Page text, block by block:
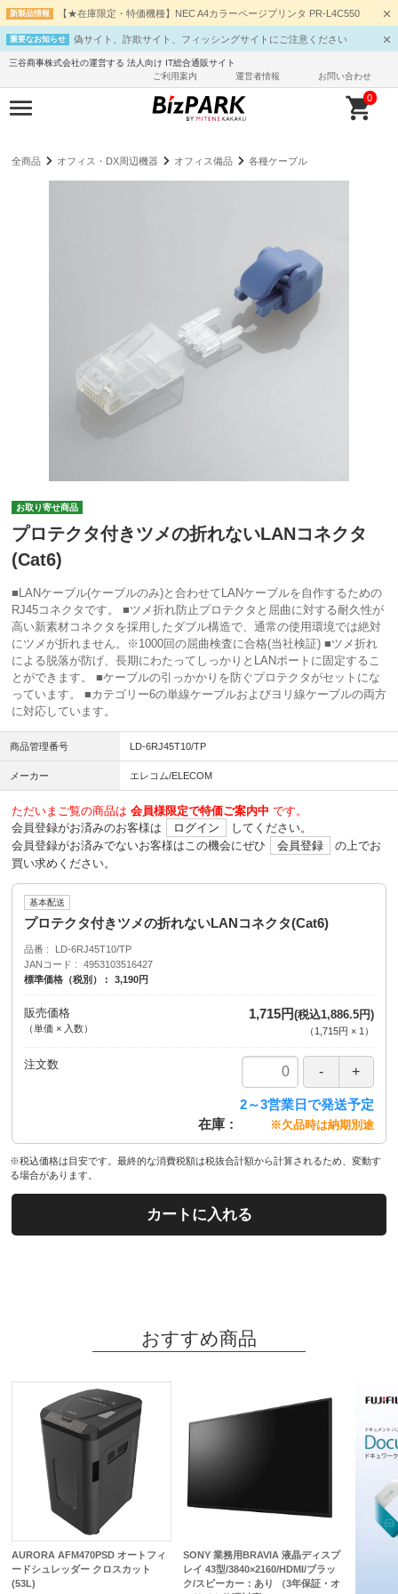
新製品情報 【★在庫限定・特価機種】NEC A4カラーページプリンタ PR-L4C550
重要なお知らせ 偽サイト、詐欺サイト、フィッシングサイトにご注意ください
三谷商事株式会社の運営する 法人向け IT総合通販サイト
ご利用案内
運営者情報 お問い合わせ
0
全商品 オフィス・DX周辺機器 オフィス備品 各種ケーブル
お取り寄せ商品
プロテクタ付きツメの折れないLANコネクタ
(Cat6)
■LANケーブル(ケーブルのみ)と合わせてLANケーブルを自作するための
RJ45コネクタです。 ■ツメ折れ防止プロテクタと屈曲に対する耐久性が
高い新素材コネクタを採用したダブル構造で、通常の使用環境では絶対
にツメが折れません。※1000回の屈曲検査に合格(当社検証) ■ツメ折れ
による脱落が防げ、長期にわたってしっかりとLANポートに固定するこ
とができます。 ■ケーブルの引っかかりを防ぐプロテクタがセットにな
っています。 ■カテゴリー6の単線ケーブルおよびヨリ線ケーブルの両方
に対応しています。
商品管理番号 LD-6RJ45T10/TP
メーカー エレコム/ELECOM
ただいまご覧の商品は 会員様限定で特価ご案内中 です。
会員登録がお済みのお客様は
ログイン
してください。
会員登録がお済みでないお客様はこの機会にぜひ
会員登録
の上でお
買い求めください。
基本配送
プロテクタ付きツメの折れないLANコネクタ(Cat6)
品番
LD-6RJ45T10/TP
JANコード
4953103516427
標準価格（税別）
3,190円
販売価格
（単価 × 入数）
1,715円(税込1,886.5円)
（ 1,715円 × 1 ）
注文数
在庫
2～3営業日で発送予定
※欠品時は納期別途
※税込価格は目安です。最終的な消費税額は税抜合計額から計算されるため、変動す
る場合があります。
カートに入れる
おすすめ商品
AURORA AFM470PSD オートフィ
ードシュレッダー クロスカット
(53L)
SONY 業務用BRAVIA 液晶ディスプ
レイ 43型/3840×2160/HDMI/ブラッ
ク/スピーカー：あり （3年保証・オ